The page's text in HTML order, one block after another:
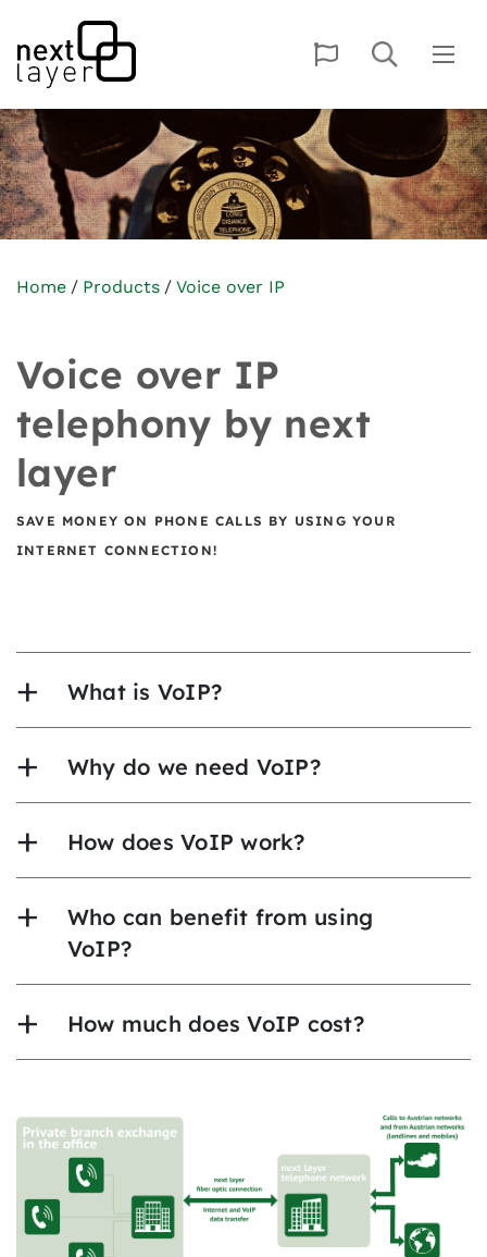
Home Products Voice over IP
Voice over IP
telephony by next
layer
SAVE MONEY ON PHONE CALLS BY USING YOUR
INTERNET CONNECTION!
What is VoIP?
Why do we need VoIP?
How does VoIP work?
Who can benefit from using
VoIP?
How much does VoIP cost?